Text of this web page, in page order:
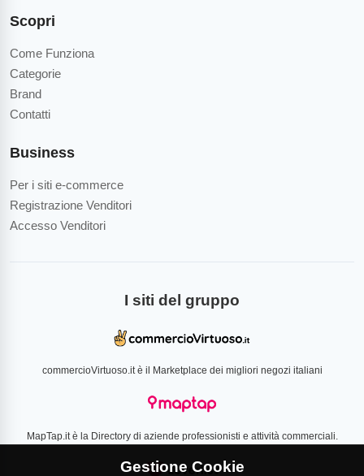
Scopri
Come Funziona
Categorie
Brand
Contatti
Business
Per i siti e-commerce
Registrazione Venditori
Accesso Venditori
I siti del gruppo
commercioVirtuoso.it è il Marketplace dei migliori negozi italiani
MapTap.it è la Directory di aziende professionisti e attività commerciali.
Gestione Cookie